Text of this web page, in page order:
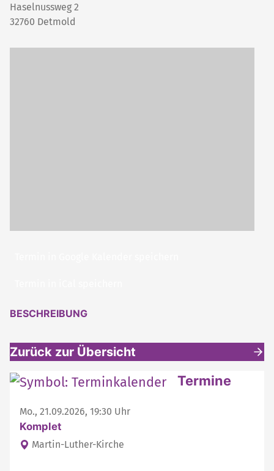
Haselnussweg 2
32760 Detmold
BESCHREIBUNG
Zurück zur Übersicht
Weitere interessante Inhalte Termine
Mo., 21.09.2026, 19:30 Uhr
Komplet
Martin-Luther-Kirche